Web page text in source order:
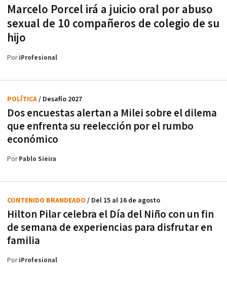
Marcelo Porcel irá a juicio oral por abuso
sexual de 10 compañeros de colegio de su
hijo
PoriProfesional
Dos encuestas alertan a Milei sobre el dilema
que enfrenta su reelección por el rumbo
económico
POLÍTICA/ Desafío 2027
PorPablo Sieira
Hilton Pilar celebra el Día del Niño con un fin
de semana de experiencias para disfrutar en
familia
CONTENIDO BRANDEADO / Del 15 al 16 de agosto
PoriProfesional